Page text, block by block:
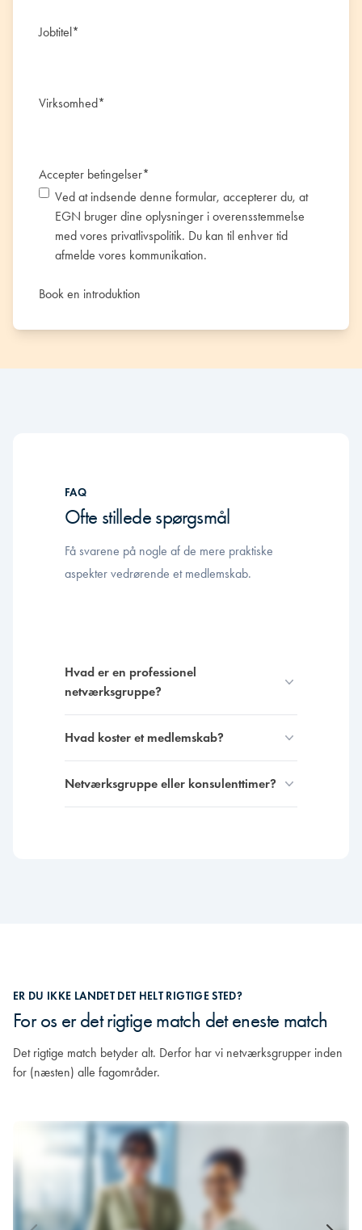
Jobtitel *
Virksomhed*
Accepter betingelser*
Ved at indsende denne formular, accepterer du, at
EGN bruger dine oplysninger i overensstemmelse
med vores privatlivspolitik. Du kan til enhver tid
afmelde vores kommunikation.
FAQ
Ofte stillede spørgsmål
Få svarene på nogle af de mere praktiske
aspekter vedrørende et medlemskab.
Hvad er en professionel
netværksgruppe?
Hvad koster et medlemskab?
Netværksgruppe eller konsulenttimer?
ER DU IKKE LANDET DET HELT RIGTIGE STED?
For os er det rigtige match det eneste match
Det rigtige match betyder alt. Derfor har vi netværksgrupper inden
for (næsten) alle fagområder.